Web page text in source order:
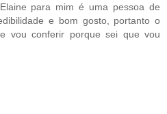
para mim é uma pessoa de
e bom gosto, portanto o
vou conferir porque sei que vou